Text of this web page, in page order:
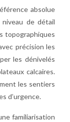
absolue
de détail
topographiques
précision les
les dénivelés
calcaires.
les sentiers
d’urgence.
familiarisation